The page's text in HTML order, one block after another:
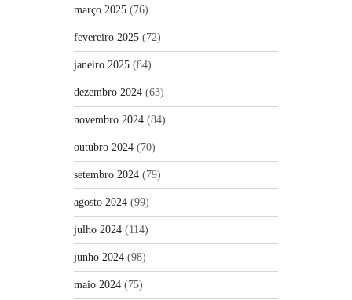
março 2025 (76)
fevereiro 2025 (72)
janeiro 2025 (84)
dezembro 2024 (63)
novembro 2024 (84)
outubro 2024 (70)
setembro 2024 (79)
agosto 2024 (99)
julho 2024 (114)
junho 2024 (98)
maio 2024 (75)